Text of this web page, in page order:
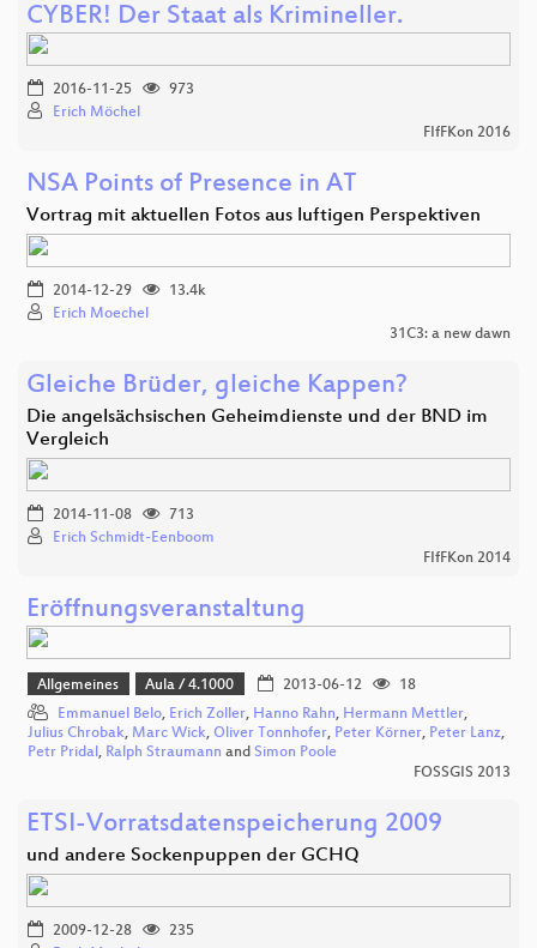
CYBER! Der Staat als Krimineller.
2016-11-25
973
Erich Möchel
FIfFKon 2016
NSA Points of Presence in AT
Vortrag mit aktuellen Fotos aus luftigen Perspektiven
2014-12-29
13.4k
Erich Moechel
31C3: a new dawn
Gleiche Brüder, gleiche Kappen?
Die angelsächsischen Geheimdienste und der BND im
Vergleich
2014-11-08
713
Erich Schmidt-Eenboom
FIfFKon 2014
Eröffnungsveranstaltung
Allgemeines Aula / 4.1000 2013-06-12
18
Emmanuel Belo, Erich Zoller, Hanno Rahn, Hermann Mettler,
Julius Chrobak, Marc Wick, Oliver Tonnhofer, Peter Körner, Peter Lanz,
Petr Pridal, Ralph Straumann and Simon Poole
FOSSGIS 2013
ETSI-Vorratsdatenspeicherung 2009
und andere Sockenpuppen der GCHQ
2009-12-28
235